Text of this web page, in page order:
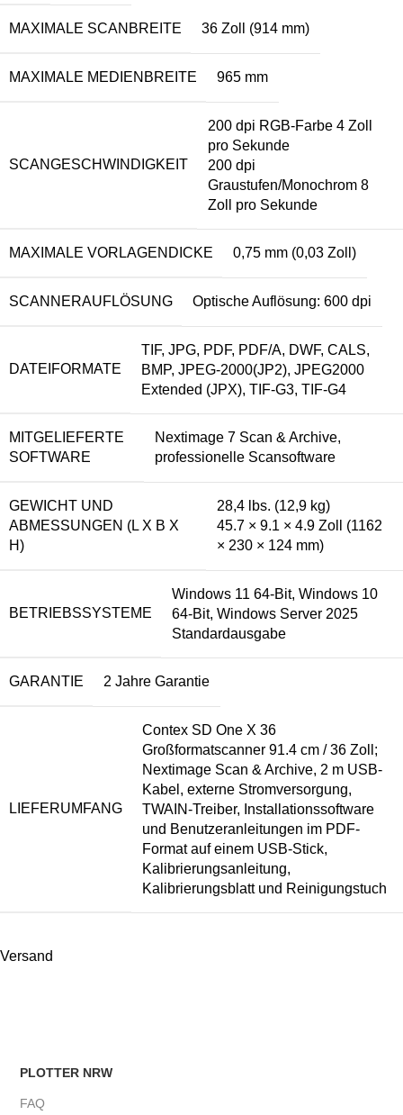
MAXIMALE SCANBREITE 36 Zoll (914 mm)
MAXIMALE MEDIENBREITE 965 mm
SCANGESCHWINDIGKEIT
200 dpi RGB-Farbe 4 Zoll
pro Sekunde
200 dpi
Graustufen/Monochrom 8
Zoll pro Sekunde
MAXIMALE VORLAGENDICKE 0,75 mm (0,03 Zoll)
SCANNERAUFLÖSUNG Optische Auflösung: 600 dpi
DATEIFORMATE
TIF, JPG, PDF, PDF/A, DWF, CALS,
BMP, JPEG-2000(JP2), JPEG2000
Extended (JPX), TIF-G3, TIF-G4
MITGELIEFERTE
SOFTWARE
Nextimage 7 Scan & Archive,
professionelle Scansoftware
GEWICHT UND
ABMESSUNGEN (L X B X
H)
28,4 lbs. (12,9 kg)
45.7 × 9.1 × 4.9 Zoll (1162
× 230 × 124 mm)
BETRIEBSSYSTEME
Windows 11 64-Bit, Windows 10
64-Bit, Windows Server 2025
Standardausgabe
GARANTIE 2 Jahre Garantie
LIEFERUMFANG
Contex SD One X 36
Großformatscanner 91.4 cm / 36 Zoll;
Nextimage Scan & Archive, 2 m USB-
Kabel, externe Stromversorgung,
TWAIN-Treiber, Installationssoftware
und Benutzeranleitungen im PDF-
Format auf einem USB-Stick,
Kalibrierungsanleitung,
Kalibrierungsblatt und Reinigungstuch
Versand
PLOTTER NRW
FAQ